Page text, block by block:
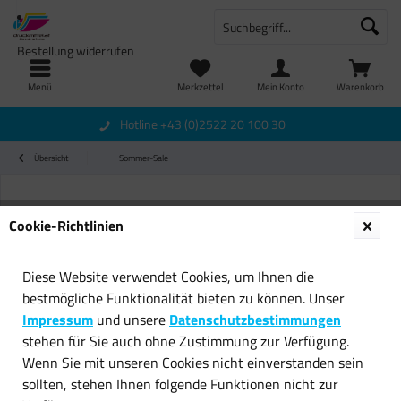
Menü Warenkorb
Merkzettel
Bestellung widerrufen
Mein Konto
Hotline +43 (0)2522 20 100 30
Übersicht Sommer-Sale
Cookie-Richtlinien
Diese Website verwendet Cookies, um Ihnen die
bestmögliche Funktionalität bieten zu können. Unser
Impressum und unsere Datenschutzbestimmungen
stehen für Sie auch ohne Zustimmung zur Verfügung.
Wenn Sie mit unseren Cookies nicht einverstanden sein
sollten, stehen Ihnen folgende Funktionen nicht zur